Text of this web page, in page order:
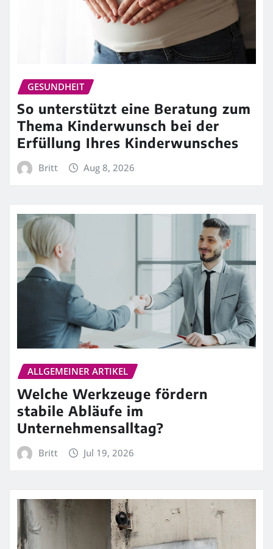
GESUNDHEIT
So unterstützt eine Beratung zum
Thema Kinderwunsch bei der
Erfüllung Ihres Kinderwunsches
Britt Aug 8, 2026
ALLGEMEINER ARTIKEL
Welche Werkzeuge fördern
stabile Abläufe im
Unternehmensalltag?
Britt Jul 19, 2026